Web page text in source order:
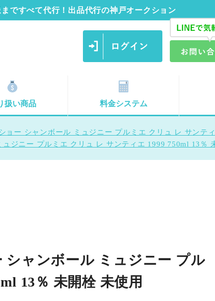
ですべて代行！出品代行の神戸オークション
扱い商品 料金システム
ョー シャンボール ミュジニー プルミエ クリュ レ サンテ
ジニー プルミエ クリュ レ サンティエ 1999 750ml 13％
ャンボール ミュジニー プル
13％ 未開栓 未使用